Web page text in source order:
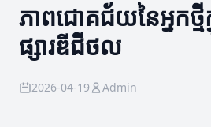
ភាពជោគជ័យនៃអ្នកថ្មី
ផ្សារឌីជីថល
2026-04-19 Admin